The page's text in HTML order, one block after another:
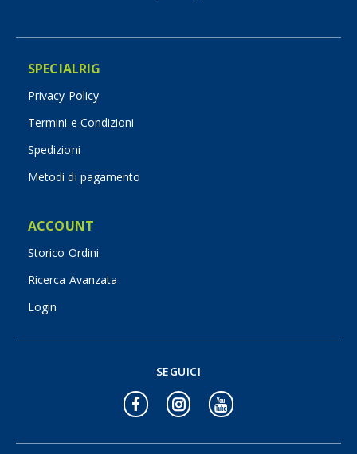
SPECIALRIG
Privacy Policy
Termini e Condizioni
Spedizioni
Metodi di pagamento
ACCOUNT
Storico Ordini
Ricerca Avanzata
Login
SEGUICI